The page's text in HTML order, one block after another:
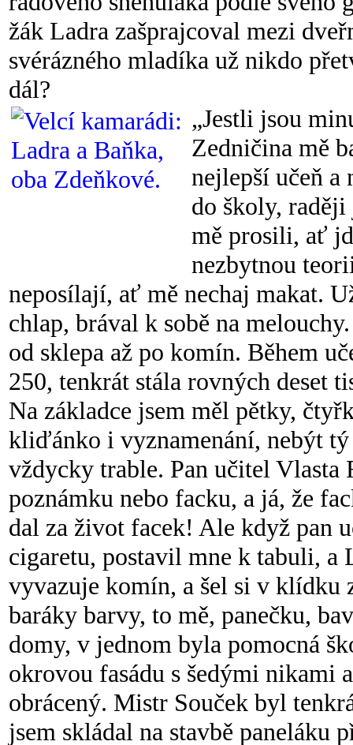
žák Ladra zašprajcoval mezi
svérázného mladíka už nikdo
dál?
„Jestli jsou
Zedničina mě
nejlepší učeň
do školy,
mě prosili, ať
nezbytnou
neposílají, ať mě nechaj makat.
chlap, brával k sobě na
od sklepa až po komín. Během
250, tenkrát stála rovných deset
Na základce jsem měl pětky,
kliďánko i vyznamenání, nebýt
vždycky trable. Pan učitel Vlasta
poznámku nebo facku, a já, že
dal za život facek! Ale když pan
cigaretu, postavil mne k tabuli, a
vyvazuje komín, a šel si v klídku
baráky barvy, to mě, panečku,
domy, v jednom byla pomocná
okrovou fasádu s šedými nikami
obrácený. Mistr Souček byl
jsem skládal na stavbě paneláku